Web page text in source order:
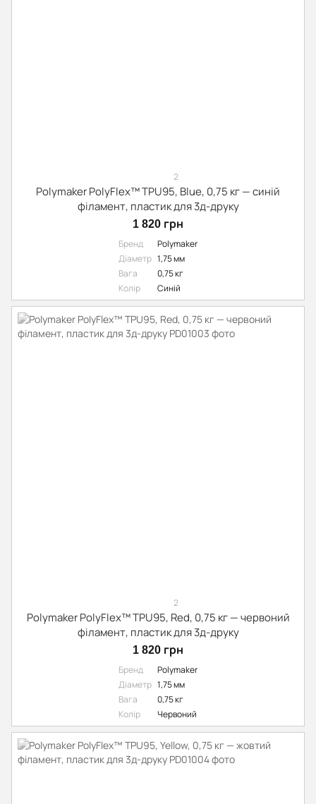
2
Polymaker PolyFlex™ TPU95, Blue, 0,75 кг — синій
філамент, пластик для 3д-друку
1 820 грн
Бренд
Polymaker
Діаметр 1,75 мм
Вага
0,75 кг
Колір
Синій
2
Polymaker PolyFlex™ TPU95, Red, 0,75 кг — червоний
філамент, пластик для 3д-друку
1 820 грн
Бренд
Polymaker
Діаметр 1,75 мм
Вага
0,75 кг
Колір
Червоний